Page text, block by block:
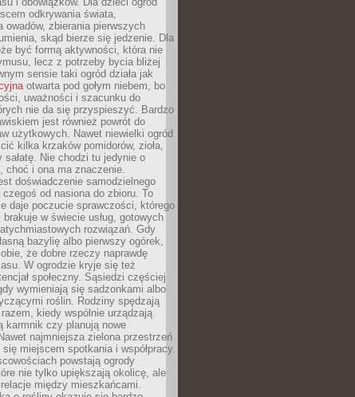
odkrywania świata,
owadów, zbierania pierwszych
skąd bierze się jedzenie. Dla
być formą aktywności, która nie
lecz z potrzeby bycia bliżej
sensie taki ogród działa jak
otwarta pod gołym niebem, bo
uważności i szacunku do
nie da się przyspieszyć. Bardzo
jest również powrót do
użytkowych. Nawet niewielki ogród
kilka krzaków pomidorów, zioła,
sałatę. Nie chodzi tu jedynie o
choć i ona ma znaczenie.
doświadczenie samodzielnego
czegoś od nasiona do zbioru. To
daje poczucie sprawczości, którego
w świecie usług, gotowych
rozwiązań. Gdy
bazylię albo pierwszy ogórek,
że dobre rzeczy naprawdę
W ogrodzie kryje się też
społeczny. Sąsiedzi częściej
wymieniają się sadzonkami albo
roślin. Rodziny spędzają
kiedy wspólnie urządzają
karmnik czy planują nowe
najmniejsza zielona przestrzeń
miejscem spotkania i współpracy.
powstają ogrody
nie tylko upiększają okolicę, ale
między mieszkańcami.